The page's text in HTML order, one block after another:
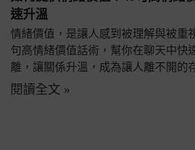
速升溫
情緒價值，是讓人感到被理解與被重
句高情緒價值話術，幫你在聊天中快
離，讓關係升溫，成為讓人離不開的
閱讀全文 »